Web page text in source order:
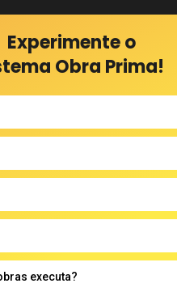
Experimente o
Obra Prima!